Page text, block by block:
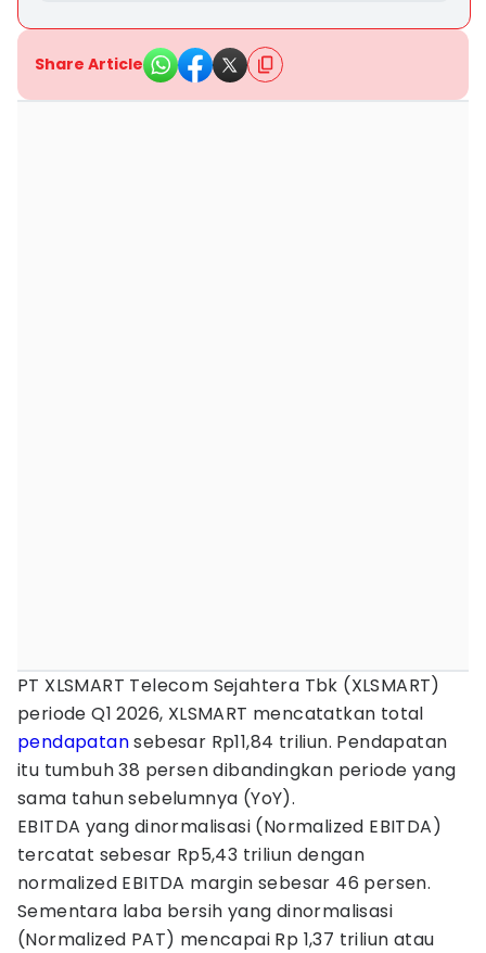
Share Article
PT XLSMART Telecom Sejahtera Tbk (XLSMART)
periode Q1 2026, XLSMART mencatatkan total
pendapatansebesar Rp11,84 triliun. Pendapatan
itu tumbuh 38 persen dibandingkan periode yang
sama tahun sebelumnya (YoY).
EBITDA yang dinormalisasi (Normalized EBITDA)
tercatat sebesar Rp5,43 triliun dengan
normalized EBITDA margin sebesar 46 persen.
Sementara laba bersih yang dinormalisasi
(Normalized PAT) mencapai Rp 1,37 triliun atau